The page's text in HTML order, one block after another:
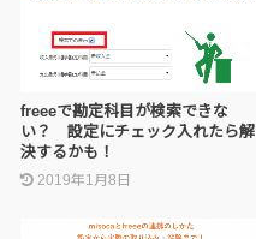
freeeで勘定科目が検索できな
い？ 設定にチェック入れたら解
決するかも！
2019年1月8日